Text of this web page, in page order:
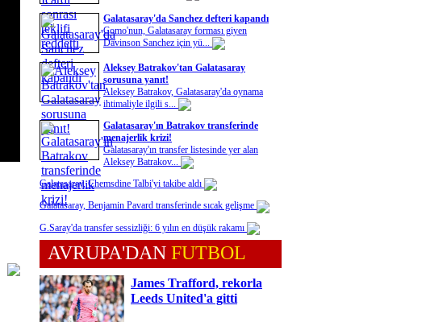
Galatasaray'da Sanchez defteri kapandı
Como'nun, Galatasaray forması giyen
Davinson Sanchez için yü...
Aleksey Batrakov'tan Galatasaray
sorusuna yanıt!
Aleksey Batrakov, Galatasaray'da oynama
ihtimaliyle ilgili s...
Galatasaray'ın Batrakov transferinde
menajerlik krizi!
Galatasaray'ın transfer listesinde yer alan
Aleksey Batrakov...
Galatasaray, Chemsdine Talbi'yi takibe aldı
Galatasaray, Benjamin Pavard transferinde sıcak gelişme
G.Saray'da transfer sessizliği: 6 yılın en düşük rakamı
AVRUPA'DAN FUTBOL
James Trafford, rekorla
Leeds United'a gitti